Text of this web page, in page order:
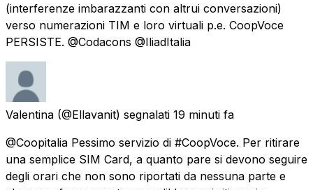
(interferenze imbarazzanti con altrui conversazioni)
verso numerazioni TIM e loro virtuali p.e. CoopVoce
PERSISTE. @Codacons @IliadItalia
Valentina (@Ellavanit) segnalati 19 minuti fa
@Coopitalia Pessimo servizio di #CoopVoce. Per ritirare
una semplice SIM Card, a quanto pare si devono seguire
degli orari che non sono riportati da nessuna parte e